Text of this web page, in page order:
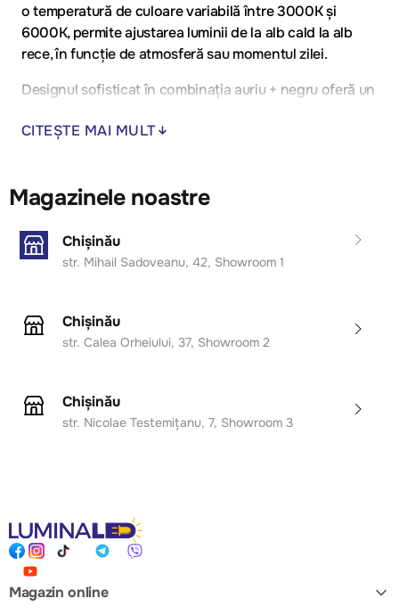
o temperatură de culoare variabilă între 3000K și
6000K, permite ajustarea luminii de la alb cald la alb
rece, în funcție de atmosferă sau momentul zilei.
Designul sofisticat în combinația auriu + negru oferă un
moderne, birouri, dormitoare sau spații comerciale
Avantaje:
Design contemporan în combinația auriu + negru;
Putere 42W și lumină reglabilă 3000–6000K (alb
preferință sau activitate;
Eficiență energetică ridicată și durată lungă de viață
Ideală pentru livinguri, birouri, restaurante sau spații
comerciale moderne;
CITEȘTE MAI MULT
Magazinele noastre
Chișinău
str. Mihail Sadoveanu, 42, Showroom 1
Chișinău
str. Calea Orheiului, 37, Showroom 2
Chișinău
str. Nicolae Testemițanu, 7, Showroom 3
Magazin online